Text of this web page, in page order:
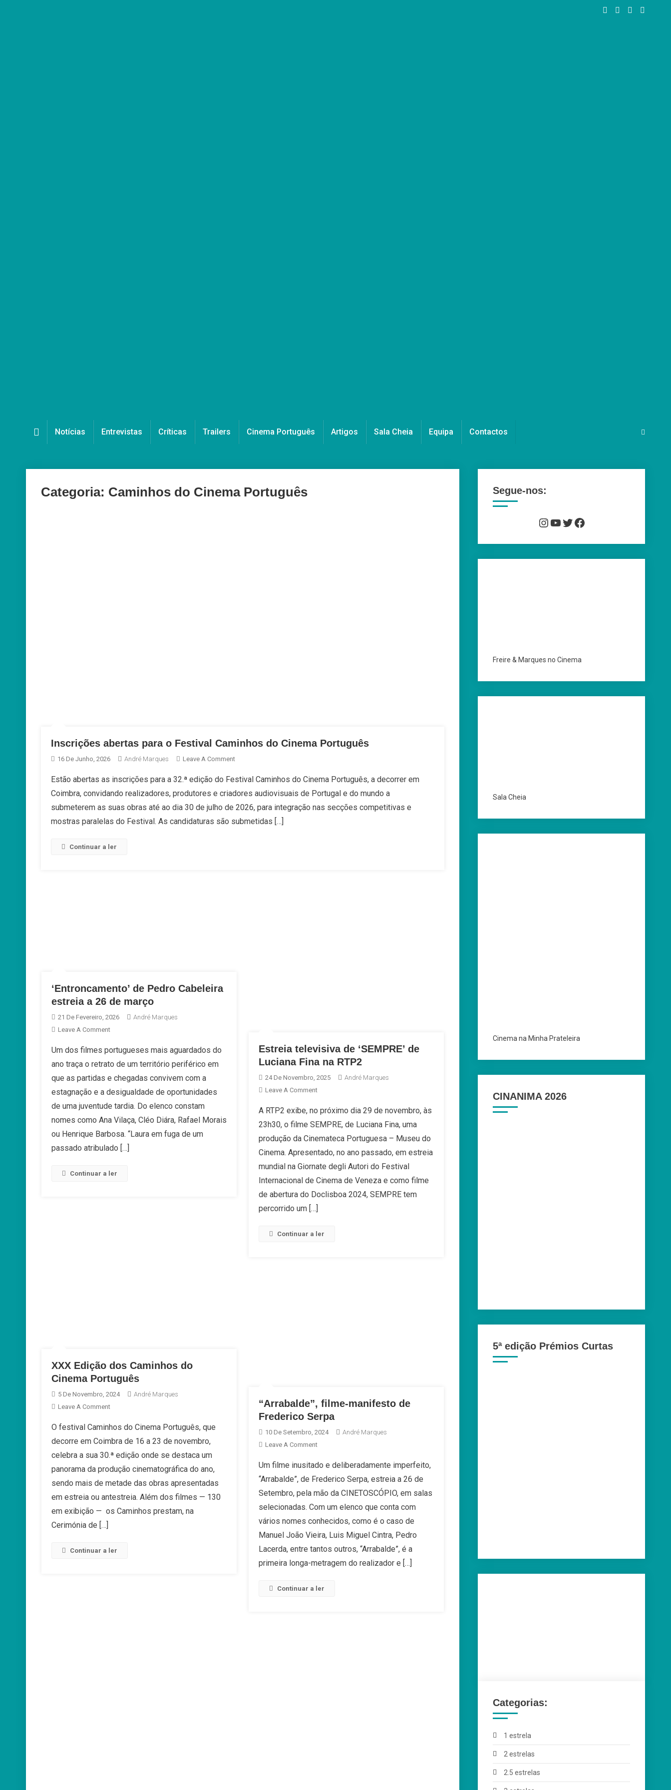
Notícias Entrevistas Críticas Trailers Cinema Português Artigos Sala Cheia Equipa Contactos
Categoria: Caminhos do Cinema Português
Inscrições abertas para o Festival Caminhos do Cinema Português
16 De Junho, 2026 André Marques Leave A CommentOn
Abertas
Para
O
Estão abertas as inscrições para a 32.ª edição do Festival Caminhos do Cinema Português, a decorrer em
Coimbra, convidando realizadores, produtores e criadores audiovisuais de Portugal e do mundo a
submeterem as suas obras até ao dia 30 de julho de 2026, para integração nas secções competitivas e
mostras paralelas do Festival. As candidaturas são submetidas […]
Continuar a ler
‘Entroncamento’ de Pedro Cabeleira
estreia a 26 de março
21 De Fevereiro, 2026
André Marques
Leave A CommentOn
De
Pedro
Cabeleira
26
De
Março
Um dos filmes portugueses mais aguardados do
ano traça o retrato de um território periférico em
que as partidas e chegadas convivem com a
estagnação e a desigualdade de oportunidades
de uma juventude tardia. Do elenco constam
nomes como Ana Vilaça, Cléo Diára, Rafael Morais
ou Henrique Barbosa. “Laura em fuga de um
passado atribulado […]
Continuar a ler
Estreia televisiva de ‘SEMPRE’ de
Luciana Fina na RTP2
24 De Novembro, 2025
André Marques
Leave A CommentOn
Televisiva
De
‘SEMPRE’
Luciana
Fina
Na
RTP2
A RTP2 exibe, no próximo dia 29 de novembro, às
23h30, o filme SEMPRE, de Luciana Fina, uma
produção da Cinemateca Portuguesa – Museu do
Cinema. Apresentado, no ano passado, em estreia
mundial na Giornate degli Autori do Festival
Internacional de Cinema de Veneza e como filme
de abertura do Doclisboa 2024, SEMPRE tem
percorrido um […]
Continuar a ler
XXX Edição dos Caminhos do
Cinema Português
5 De Novembro, 2024
André Marques
Leave A CommentOn
Edição
Dos
Caminhos
Cinema
Português
O festival Caminhos do Cinema Português, que
decorre em Coimbra de 16 a 23 de novembro,
celebra a sua 30.ª edição onde se destaca um
panorama da produção cinematográfica do ano,
sendo mais de metade das obras apresentadas
em estreia ou antestreia. Além dos filmes — 130
em exibição — os Caminhos prestam, na
Cerimónia de […]
Continuar a ler
“Arrabalde”, filme-manifesto de
Frederico Serpa
10 De Setembro, 2024
André Marques
Leave A CommentOn
Filme-
Manifesto
De
Um filme inusitado e deliberadamente imperfeito,
“Arrabalde”, de Frederico Serpa, estreia a 26 de
Setembro, pela mão da CINETOSCÓPIO, em salas
selecionadas. Com um elenco que conta com
vários nomes conhecidos, como é o caso de
Manuel João Vieira, Luis Miguel Cintra, Pedro
Lacerda, entre tantos outros, “Arrabalde”, é a
primeira longa-metragem do realizador e […]
Continuar a ler
Segue-nos:
Instagram
YouTube
Twitter
Facebook
Freire & Marques no Cinema
Sala Cheia
Cinema na Minha Prateleira
CINANIMA 2026
5ª edição Prémios Curtas
Categorias:
1 estrela
2 estrelas
2.5 estrelas